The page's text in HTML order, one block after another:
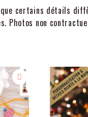
certains détails
Photos non